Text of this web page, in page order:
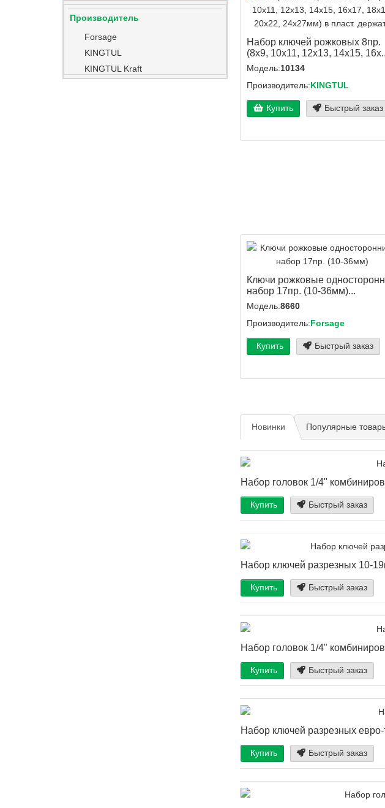
Производитель
Forsage
KINGTUL
KINGTUL Kraft
Набор ключей рожковых 8пр.
(8х9, 10х11, 12х13, 14х15,
Модель:10134
Производитель:KINGTUL
Купить Быстрый заказ
Ключи рожковые
набор 17пр. (10-36мм)...
Модель:8660
Производитель:Forsage
Купить Быстрый заказ
Новинки Популярные
Набор головок 1/4"
Купить Быстрый заказ
Набор ключей разрезных 10-
Купить Быстрый заказ
Набор головок 1/4"
Купить Быстрый заказ
Набор ключей разрезных
Купить Быстрый заказ